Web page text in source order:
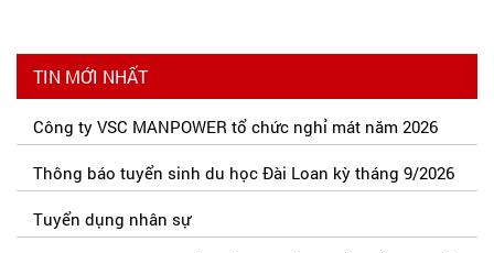
TIN MỚI NHẤT
Công ty VSC MANPOWER tổ chức nghỉ mát năm 2026
Thông báo tuyển sinh du học Đài Loan kỳ tháng 9/2026
Tuyển dụng nhân sự